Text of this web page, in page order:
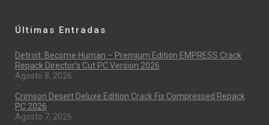
Últimas Entradas
Detroit: Become Human – Premium Edition EMPRESS Crack
Repack Director’s Cut PC Version 2026
Agosto 8, 2026
Crimson Desert Deluxe Edition Crack Fix Compressed Repack
PC 2026
Agosto 7, 2026